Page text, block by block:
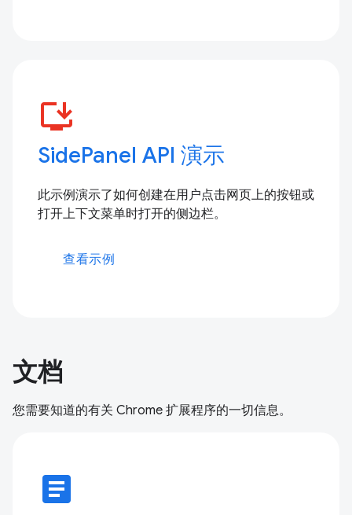
install_desktop
SidePanel API 演示
此示例演示了如何创建在用户点击网页上的按钮或
打开上下文菜单时打开的侧边栏。
查看示例
文档
您需要知道的有关 Chrome 扩展程序的一切信息。
article